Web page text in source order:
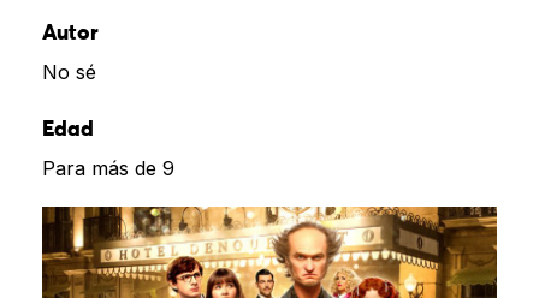
Autor
No sé
Edad
Para más de 9